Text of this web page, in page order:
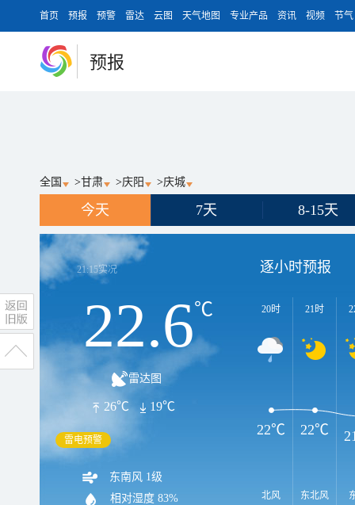
首页 预报 预警 雷达 云图 天气地图 专业产品 资讯 视频 节气
预报
全国 >甘肃 >庆阳 >庆城
今天 7天 8-15天
21:15实况
22.6℃
雷达图
26℃ 19℃
雷电预警
东南风 1级
相对湿度 83%
逐小时预报
20时
北风
21时
东北风
22℃ 22℃